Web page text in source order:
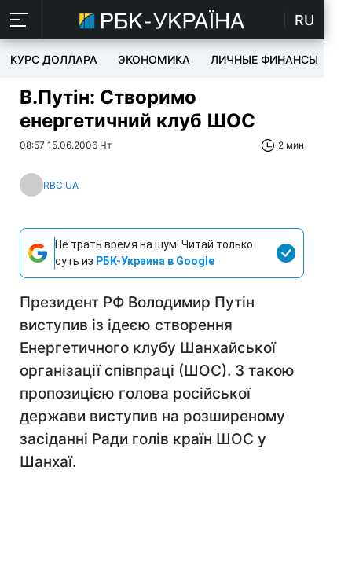
RU
КУРС ДОЛЛАРА ЭКОНОМИКА ЛИЧНЫЕ ФИНАНСЫ
В.Путін: Створимо
енергетичний клуб ШОС
08:57 15.06.2006 Чт 2 мин
RBC.UA
Не трать время на шум! Читай только
суть из РБК-Украина в Google
Президент РФ Володимир Путін
виступив із ідеєю створення
Енергетичного клубу Шанхайської
організації співпраці (ШОС). З такою
пропозицією голова російської
держави виступив на розширеному
засіданні Ради голів країн ШОС у
Шанхаї.